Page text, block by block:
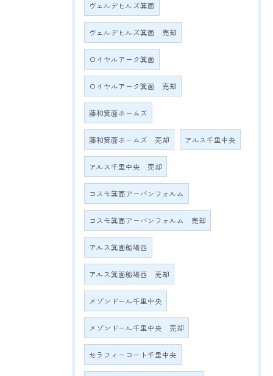
ヴェルデヒルズ箕面
ヴェルデヒルズ箕面 売却
ロイヤルアーク箕面
ロイヤルアーク箕面 売却
藤和箕面ホームズ
藤和箕面ホームズ 売却 アルス千里中央
アルス千里中央 売却
コスモ箕面アーバンフォルム
コスモ箕面アーバンフォルム 売却
アルス箕面船場西
アルス箕面船場西 売却
メゾンドール千里中央
メゾンドール千里中央 売却
セラフィーコート千里中央